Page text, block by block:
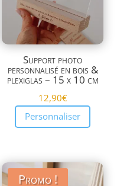
Support photo
personnalisé en bois &
plexiglas – 15 x 10 cm
12,90€
Personnaliser
Promo !